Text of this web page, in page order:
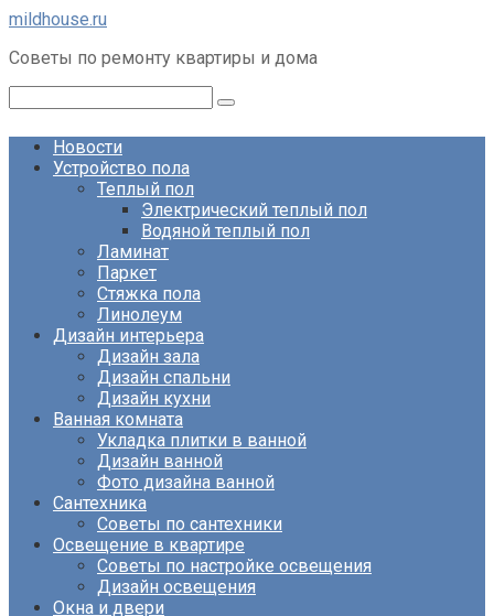
Перейти
контенту
mildhouse.ru
Советы по ремонту квартиры и дома
Новости
Устройство пола
Теплый пол
Электрический теплый пол
Водяной теплый пол
Ламинат
Паркет
Стяжка пола
Линолеум
Дизайн интерьера
Дизайн зала
Дизайн спальни
Дизайн кухни
Ванная комната
Укладка плитки в ванной
Дизайн ванной
Фото дизайна ванной
Сантехника
Советы по сантехники
Освещение в квартире
Советы по настройке освещения
Дизайн освещения
Окна и двери